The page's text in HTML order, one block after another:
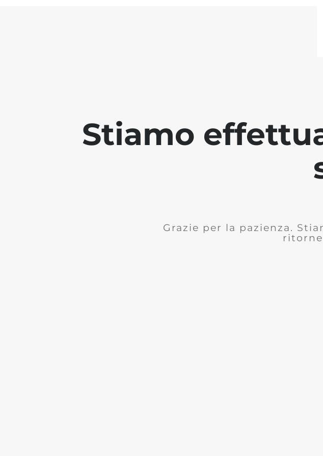
Stiamo
Grazie per la pazienza.